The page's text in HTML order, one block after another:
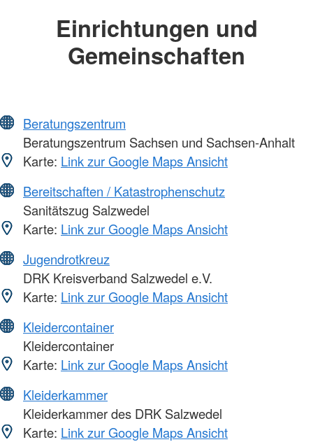
Einrichtungen und
Gemeinschaften
Beratungszentrum
Beratungszentrum Sachsen und Sachsen-Anhalt
Karte: Link zur Google Maps Ansicht
Bereitschaften / Katastrophenschutz
Sanitätszug Salzwedel
Karte: Link zur Google Maps Ansicht
Jugendrotkreuz
DRK Kreisverband Salzwedel e.V.
Karte: Link zur Google Maps Ansicht
Kleidercontainer
Kleidercontainer
Karte: Link zur Google Maps Ansicht
Kleiderkammer
Kleiderkammer des DRK Salzwedel
Karte: Link zur Google Maps Ansicht